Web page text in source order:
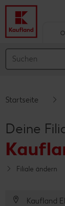
Hauptinhalt
Startseite
Deine
Filiale ändern
Kaufland